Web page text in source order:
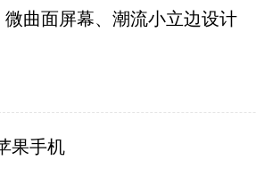
曲面屏幕、潮流小立边设计
果手机